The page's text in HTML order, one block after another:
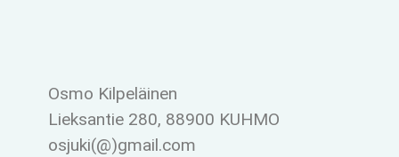
Osmo Kilpeläinen
Lieksantie 280, 88900 KUHMO
osjuki(@)gmail.com